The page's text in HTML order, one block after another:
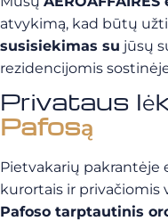
atvykimą, kad būtų
susisiekimas su jūsų
rezidencijomis
Privataus
Pafosą
Pietvakarių pakrantėje
kurortais ir privačiomis
Pafoso tarptautinis